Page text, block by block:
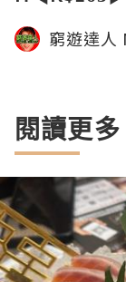
食任飲｜香
窮遊達人
閱讀更多